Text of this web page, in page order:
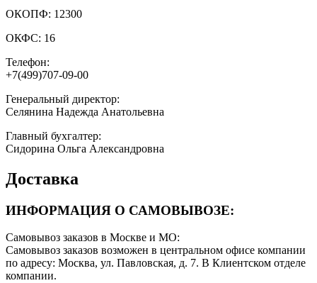
ОКОПФ: 12300
ОКФС: 16
Телефон:
+7(499)707-09-00
Генеральный директор:
Селянина Надежда Анатольевна
Главный бухгалтер:
Сидорина Ольга Александровна
Доставка
ИНФОРМАЦИЯ О САМОВЫВОЗЕ:
Самовывоз заказов в Москве и МО:
Самовывоз заказов возможен в центральном офисе компании
по адресу: Москва, ул. Павловская, д. 7. В Клиентском отделе
компании.